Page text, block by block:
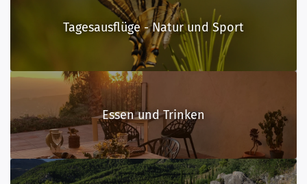
Tagesausflüge - Natur und Sport
Essen und Trinken